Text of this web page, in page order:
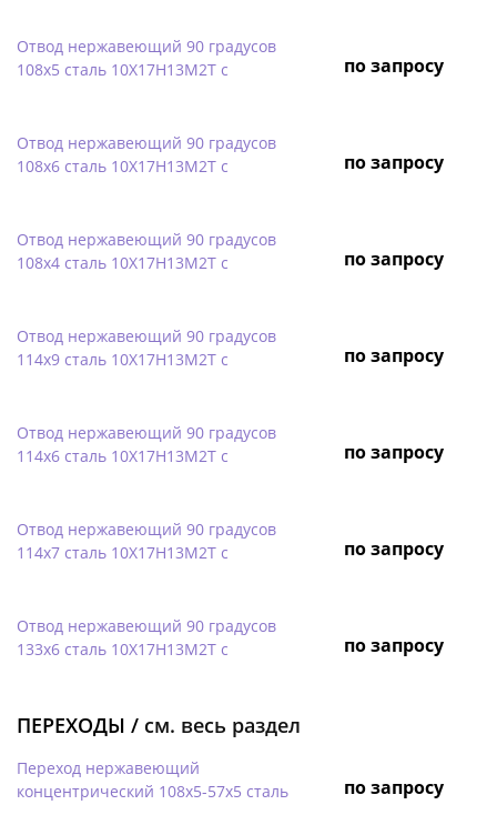
Отвод нержавеющий 90 градусов
108х5 сталь 10Х17Н13М2Т с
по запросу
Отвод нержавеющий 90 градусов
108х6 сталь 10Х17Н13М2Т с
по запросу
Отвод нержавеющий 90 градусов
108х4 сталь 10Х17Н13М2Т с
по запросу
Отвод нержавеющий 90 градусов
114х9 сталь 10Х17Н13М2Т с
по запросу
Отвод нержавеющий 90 градусов
114х6 сталь 10Х17Н13М2Т с
по запросу
Отвод нержавеющий 90 градусов
114х7 сталь 10Х17Н13М2Т с
по запросу
Отвод нержавеющий 90 градусов
133х6 сталь 10Х17Н13М2Т с
по запросу
ПЕРЕХОДЫ / см. весь раздел
Переход нержавеющий
концентрический 108х5-57х5 сталь
по запросу